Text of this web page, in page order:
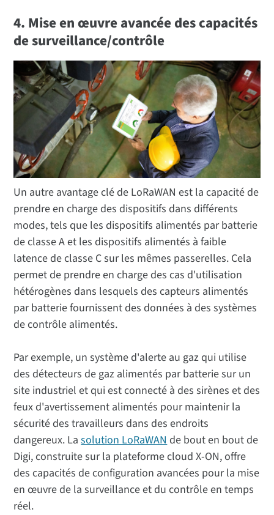
4. Mise en œuvre avancée des capacités
de surveillance/contrôle
Un autre avantage clé de LoRaWAN est la capacité de
prendre en charge des dispositifs dans différents
modes, tels que les dispositifs alimentés par batterie
de classe A et les dispositifs alimentés à faible
latence de classe C sur les mêmes passerelles. Cela
permet de prendre en charge des cas d'utilisation
hétérogènes dans lesquels des capteurs alimentés
par batterie fournissent des données à des systèmes
de contrôle alimentés.
Par exemple, un système d'alerte au gaz qui utilise
des détecteurs de gaz alimentés par batterie sur un
site industriel et qui est connecté à des sirènes et des
feux d'avertissement alimentés pour maintenir la
sécurité des travailleurs dans des endroits
dangereux. Lasolution LoRaWANde bout en bout de
Digi, construite sur la plateforme cloud X-ON, offre
des capacités de configuration avancées pour la mise
en œuvre de la surveillance et du contrôle en temps
réel.